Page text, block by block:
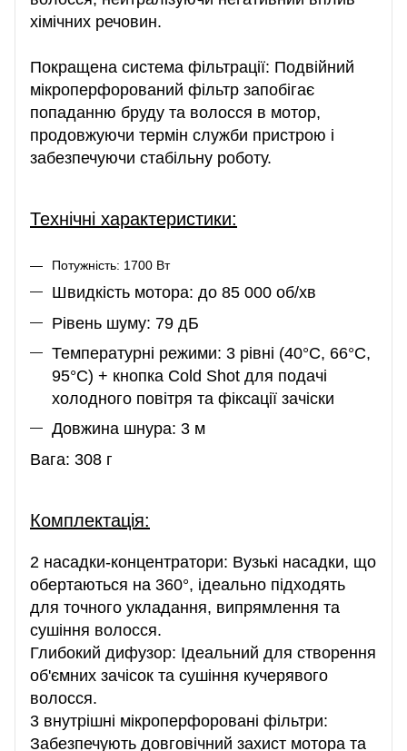
хімічних речовин.
Покращена система фільтрації: Подвійний
мікроперфорований фільтр запобігає
попаданню бруду та волосся в мотор,
продовжуючи термін служби пристрою і
забезпечуючи стабільну роботу.
Технічні характеристики:
Потужність: 1700 Вт
Швидкість мотора: до 85 000 об/хв
Рівень шуму: 79 дБ
Температурні режими: 3 рівні (40°C, 66°C,
95°C) + кнопка Cold Shot для подачі
холодного повітря та фіксації зачіски
Довжина шнура: 3 м
Вага: 308 г
Комплектація:
2 насадки-концентратори: Вузькі насадки, що
обертаються на 360°, ідеально підходять
для точного укладання, випрямлення та
сушіння волосся.
Глибокий дифузор: Ідеальний для створення
об'ємних зачісок та сушіння кучерявого
волосся.
3 внутрішні мікроперфоровані фільтри:
Забезпечують довговічний захист мотора та